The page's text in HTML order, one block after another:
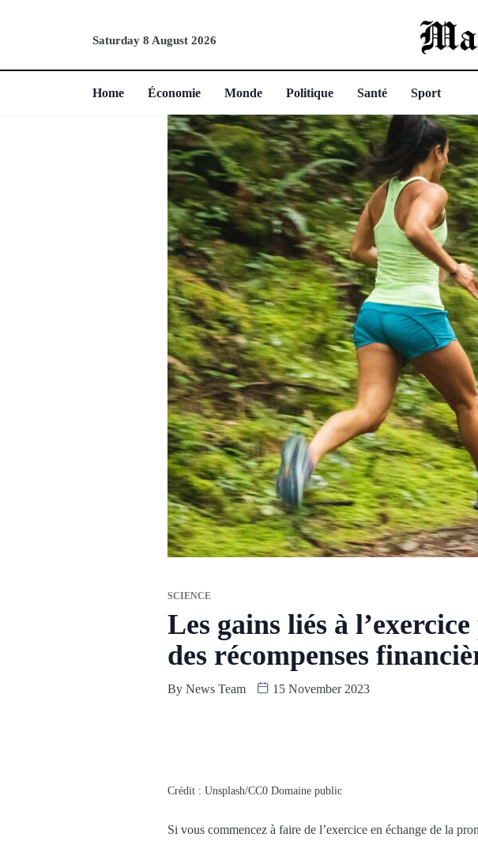
Saturday 8 August 2026
Home Économie Monde Politique Santé Sport
SCIENCE
Les gains liés à
des récompenses
By News Team 15 November 2023
Crédit : Unsplash/CC0 Domaine public
Si vous commencez à faire de l’exercice en échange de la